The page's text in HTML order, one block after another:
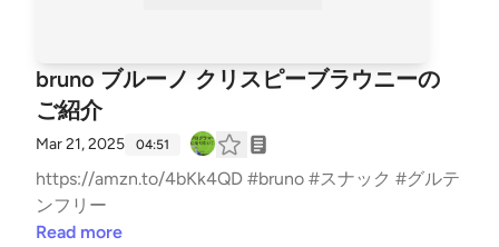
bruno ブルーノ クリスピーブラウニーの
ご紹介
Mar 21, 2025 04:51
https://amzn.to/4bKk4QD #bruno #スナック #グルテ
ンフリー
Read more